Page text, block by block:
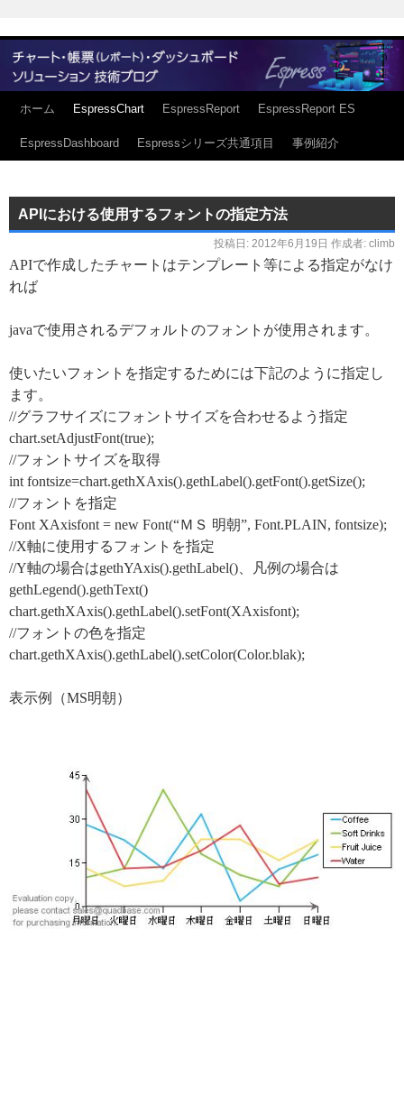
ホーム EspressChart EspressReport EspressReport ES
EspressDashboard Espressシリーズ共通項目 事例紹介
APIにおける使用するフォントの指定方法
投稿日: 2012年6月19日 作成者: climb
APIで作成したチャートはテンプレート等による指定がなけ
れば
javaで使用されるデフォルトのフォントが使用されます。
使いたいフォントを指定するためには下記のように指定し
ます。
//グラフサイズにフォントサイズを合わせるよう指定
chart.setAdjustFont(true);
//フォントサイズを取得
int fontsize=chart.gethXAxis().gethLabel().getFont().getSize();
//フォントを指定
Font XAxisfont = new Font(“ＭＳ 明朝”, Font.PLAIN, fontsize);
//X軸に使用するフォントを指定
//Y軸の場合はgethYAxis().gethLabel()、凡例の場合は
gethLegend().gethText()
chart.gethXAxis().gethLabel().setFont(XAxisfont);
//フォントの色を指定
chart.gethXAxis().gethLabel().setColor(Color.blak);
表示例（MS明朝）